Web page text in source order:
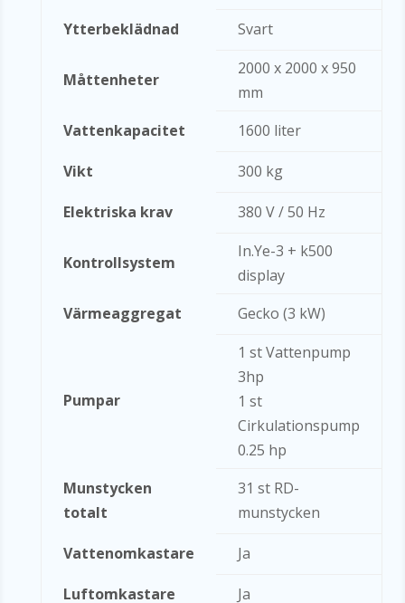
Ytterbeklädnad Svart
Måttenheter
2000 x 2000 x 950
mm
Vattenkapacitet
1600 liter
Vikt 300 kg
Elektriska krav 380 V / 50 Hz
Kontrollsystem
In.Ye-3 + k500
display
Värmeaggregat
Gecko (3 kW)
Pumpar
1 st Vattenpump
3hp
1 st
Cirkulationspump
0.25 hp
Munstycken
totalt
31 st RD-
munstycken
Vattenomkastare Ja
Luftomkastare Ja